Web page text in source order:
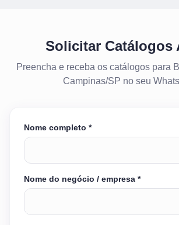
Solicitar Catálogos
Preencha e receba os catálogos para
Campinas/SP no seu
Nome completo *
Nome do negócio / empresa *